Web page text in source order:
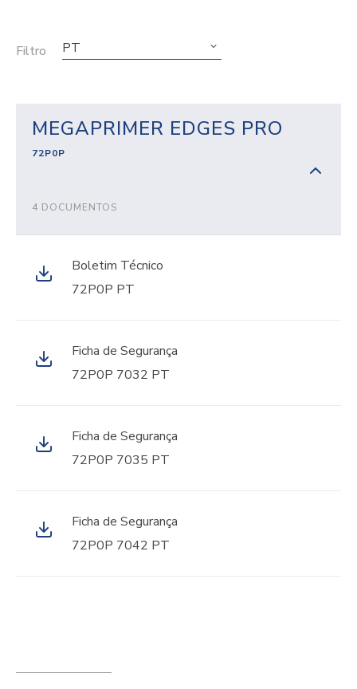
Filtro PT
MEGAPRIMER EDGES PRO
72P0P
4 DOCUMENTOS
Boletim Técnico
72P0P PT
Ficha de Segurança
72P0P 7032 PT
Ficha de Segurança
72P0P 7035 PT
Ficha de Segurança
72P0P 7042 PT